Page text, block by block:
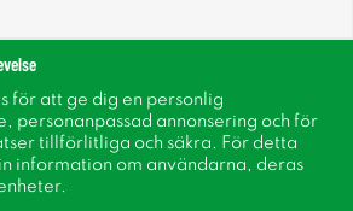
för att ge dig en personlig
personanpassad annonsering och för
tillförlitliga och säkra. För detta
information om användarna, deras